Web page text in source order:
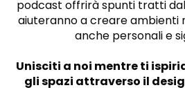
podcast offrirà spunti tratti
aiuteranno a creare ambienti
anche personali e
Unisciti a noi mentre ti
gli spazi attraverso il